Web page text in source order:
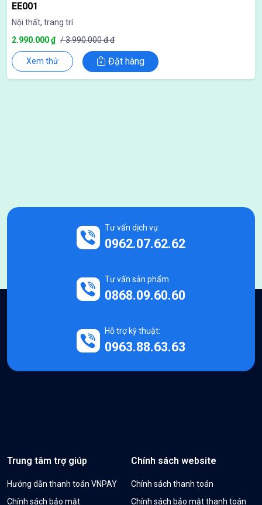
EE001
Nội thất, trang trí
2.990.000 ₫ / 3.990.000 đ đ
Xem thử Đặt hàng
Tư vấn dịch vụ:
0962.07.62.62
Tư vấn sản phẩm
0868.09.60.60
Hỗ trợ kỹ thuật:
0963.88.63.63
Trung tâm trợ giúp
Hướng dẫn thanh toán VNPAY
Chính sách bảo mật
Chính sách website
Chính sách thanh toán
Chính sách bảo mật thanh toán